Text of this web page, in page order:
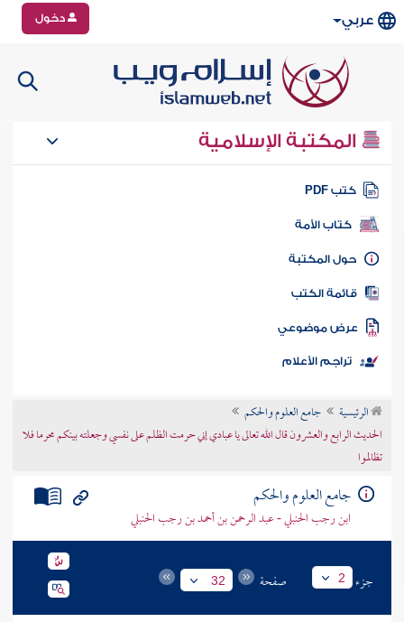
عربي دخول
المكتبة الإسلامية
كتب PDF
كتاب الأمة
المكتبة
الكتب
موضوعي
تراجم الأعلام
الرئيسية
جامع العلوم والحكم
الحديث الرابع والعشرون قال الله تعالى يا عبادي إني حرمت الظلم على نفسي وجعلته بينكم محرما فلا
تظالموا
جامع العلوم والحكم
ابن رجب الحنبلي - عبد الرحمن بن أحمد بن رجب الحنبلي
جزء 2 صفحة 32